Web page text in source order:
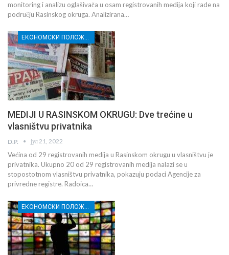
monitoring i analizu oglašivača u osam registrovanih medija koji rade na
području Rasinskog okruga. Analizirana…
ЕКОНОМСКИ ПОЛОЖАЈ И СЛОБОДА МЕДИЈА У РАСИНСКОМ ОКРУГУ
MEDIJI U RASINSKOM OKRUGU: Dve trećine u
vlasništvu privatnika
D.P. јул 21, 2022
Većina od 29 registrovanih medija u Rasinskom okrugu u vlasništvu je
privatnika. Ukupno 20 od 29 registrovanih medija nalazi se u
stopostotnom vlasništvu privatnika, pokazuju podaci Agencije za
privredne registre. Radoica…